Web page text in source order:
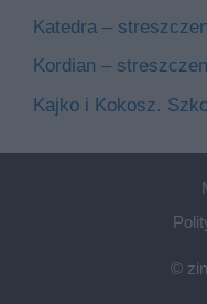
Katedra –
Kordian –
Kajko i Kokosz.
©